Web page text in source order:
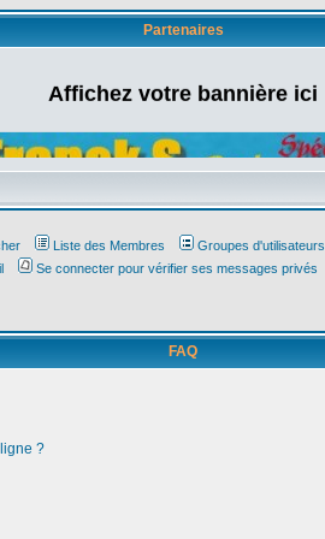
Partenaires
Affichez votre bannière ici
Liste des Membres Groupes d'utilisateurs
Se connecter pour vérifier ses messages privés
FAQ
?